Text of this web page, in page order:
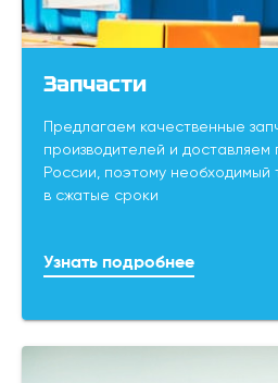
Запчасти
Предлагаем качественные
производителей и
России, поэтому необходимый
в сжатые сроки
Узнать подробнее